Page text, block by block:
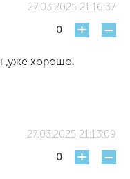
27.03.2025 21:16:37
0
+ -
,уже хорошо.
27.03.2025 21:13:09
0
+ -